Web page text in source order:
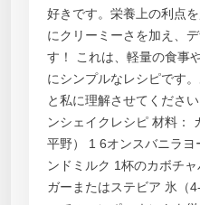
好きです。栄養上の利点
にクリーミーさを加え、
す！ これは、軽量の食事
にシンプルなレシピです
と私に理解させてくださ
ンシェイクレシピ 材料：
平野） 1 6オンスバニラ
ンドミルク 1杯のカボチ
ガーまたはステビア 氷（